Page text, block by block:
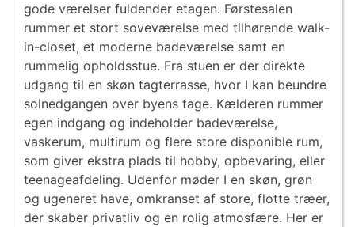
gode værelser fuldender etagen. Førstesalen
rummer et stort soveværelse med tilhørende walk-
in-closet, et moderne badeværelse samt en
rummelig opholdsstue. Fra stuen er der direkte
udgang til en skøn tagterrasse, hvor I kan beundre
solnedgangen over byens tage. Kælderen rummer
egen indgang og indeholder badeværelse,
vaskerum, multirum og flere store disponible rum,
som giver ekstra plads til hobby, opbevaring, eller
te­e­na­ge­af­de­ling. Udenfor møder I en skøn, grøn
og ugeneret have, omkranset af store, flotte træer,
der skaber privatliv og en rolig atmosfære. Her er